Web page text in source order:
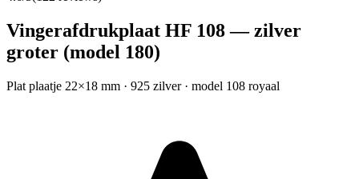
Vingerafdrukplaat HF 108 — zilver
groter (model 180)
Plat plaatje 22×18 mm · 925 zilver · model 108 royaal